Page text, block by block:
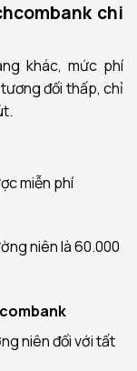
chi
khác, mức phí
đối thấp, chỉ
miễn phí
niên là 60.000
niên đối với tất